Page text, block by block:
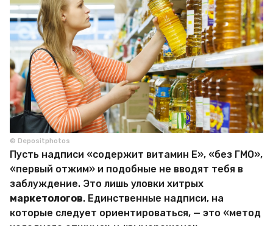
© Depositphotos
Пусть надписи «содержит витамин Е», «без ГМО»,
«первый отжим» и подобные не вводят тебя в
заблуждение. Это лишь уловки хитрых
маркетологов. Единственные надписи, на
которые следует ориентироваться, — это «метод